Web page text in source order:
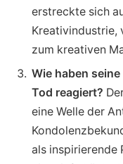
erstreckte sich
Kreativindustrie,
zum kreativen
Wie haben
Tod reagiert?
eine Welle der
als inspirierende